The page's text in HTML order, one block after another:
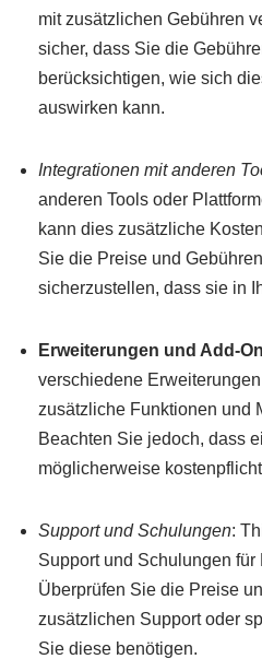
mit zusätzlichen Gebühren
sicher, dass Sie die
berücksichtigen, wie sich
auswirken kann.
Integrationen mit anderen
anderen Tools oder
kann dies zusätzliche
Sie die Preise und
sicherzustellen, dass sie in
Erweiterungen und Add-
verschiedene
zusätzliche Funktionen und
Beachten Sie jedoch, dass
möglicherweise
Support und Schulungen:
Support und Schulungen für
Überprüfen Sie die Preise
zusätzlichen Support oder
Sie diese benötigen.